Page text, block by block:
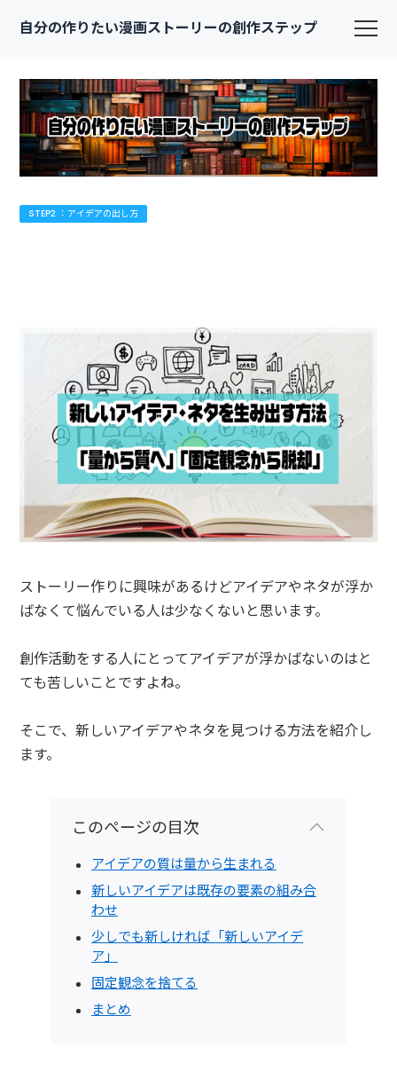
自分の作りたい漫画ストーリーの創作ステップ
STEP2 ：アイデアの出し方
ストーリー作りに興味があるけどアイデアやネタが浮か
ばなくて悩んでいる人は少なくないと思います。
創作活動をする人にとってアイデアが浮かばないのはと
ても苦しいことですよね。
そこで、新しいアイデアやネタを見つける方法を紹介し
ます。
このページの目次
アイデアの質は量から生まれる
新しいアイデアは既存の要素の組み合
わせ
少しでも新しければ「新しいアイデ
ア」
固定観念を捨てる
まとめ